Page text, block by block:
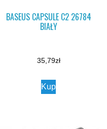
BASEUS CAPSULE C2 26784
BIAŁY
35,79zł
Kup